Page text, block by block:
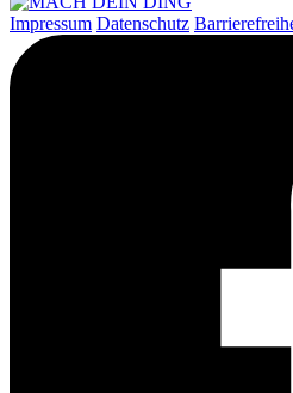
Impressum Datenschutz